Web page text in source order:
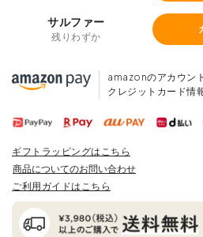
サルファー
残りわずか
amazonのアカウン
クレジットカード情
ギフトラッピングはこちら
商品についてのお問い合わせ
ご利用ガイドはこちら